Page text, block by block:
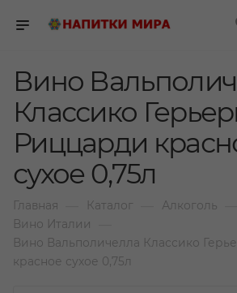
Вино
Классико
Риццарди
сухое 0,75л
Главная Каталог Алкоголь
Вино Италии
Вино Вальполичелла Классико
красное сухое 0,75л